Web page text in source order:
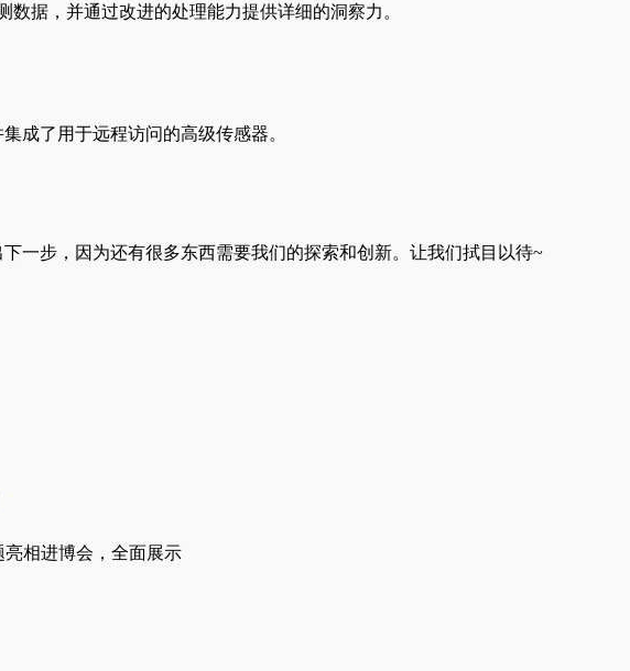
据，并通过改进的处理能力提供详细的洞察力。
成了用于远程访问的高级传感器。
一步，因为还有很多东西需要我们的探索和创新。让我们拭目以待~
亮相进博会，全面展示